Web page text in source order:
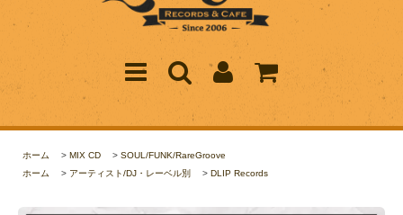
ホーム > MIX CD > SOUL/FUNK/RareGroove
ホーム
> アーティスト/DJ・レーベル別 > DLIP Records